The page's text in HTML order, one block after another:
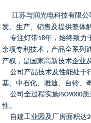
江苏与润光电科技有限
发、生产、销售及提供整体
专注灯带18年，始终致力
余项专利技术，产品全系列
产权，是国家高新技术企业
公司产品技术及性能处于
基、中石化、雅迪、台铃、
公司全过程实施ISO9000
性。
自建工业园及厂房面积达